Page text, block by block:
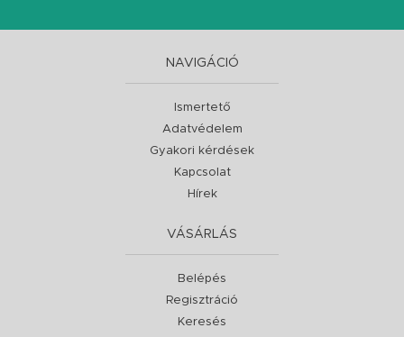
NAVIGÁCIÓ
Ismertető
Adatvédelem
Gyakori kérdések
Kapcsolat
Hírek
VÁSÁRLÁS
Belépés
Regisztráció
Keresés